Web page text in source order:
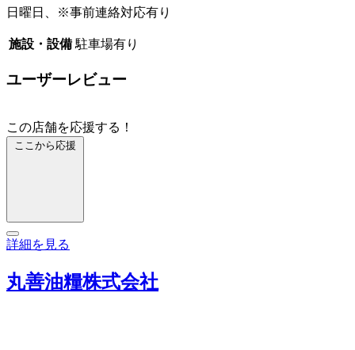
日曜日、※事前連絡対応有り
施設・設備 駐車場有り
ユーザーレビュー
この店舗を応援する！
ここから応援
詳細を見る
丸善油糧株式会社